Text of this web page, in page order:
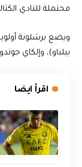
محتملة للنادي
ويضع برشلونة
بيلباو)، وإلكاي
اقرأ ايضا